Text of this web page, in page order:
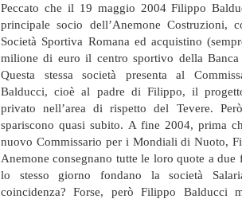
Peccato che il 19 maggio 2004 Filippo
principale socio dell’Anemone Costruzioni,
Società Sportiva Romana ed acquistino
milione di euro il centro sportivo della Banca
Questa stessa società presenta al
Balducci, cioè al padre di Filippo, il
privato nell’area di rispetto del Tevere.
spariscono quasi subito. A fine 2004, prima
nuovo Commissario per i Mondiali di Nuoto,
Anemone consegnano tutte le loro quote a due
lo stesso giorno fondano la società
coincidenza? Forse, però Filippo Balducci